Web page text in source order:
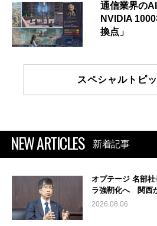
通信業界の
NVIDIA
換点」
スペシャルトピ
NEW ARTICLES 新着記事
オプテージ 名部
ラ強靭化へ 関西
2026.08.06